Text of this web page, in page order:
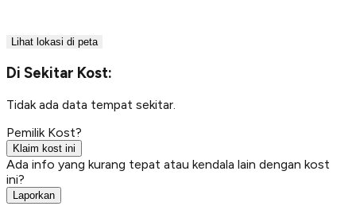
Lihat lokasi di peta
Di Sekitar Kost:
Tidak ada data tempat sekitar.
Pemilik Kost?
Klaim kost ini
Ada info yang kurang tepat atau kendala lain dengan kost
ini?
Laporkan